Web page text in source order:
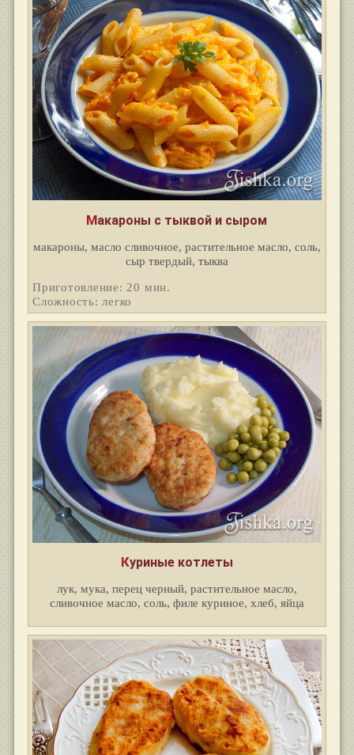
Макароны с тыквой и сыром
макароны, масло сливочное, растительное масло, соль,
сыр твердый, тыква
Приготовление: 20 мин.
Сложность: легко
Куриные котлеты
лук, мука, перец черный, растительное масло,
сливочное масло, соль, филе куриное, хлеб, яйца